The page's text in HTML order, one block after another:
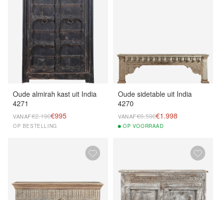
Oude almirah kast uit India
4271
VANAF€2.190€995
OP BESTELLING
Oude sidetable uit India
4270
VANAF€6.590€1.998
OP VOORRAAD